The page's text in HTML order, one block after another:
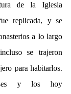
de la Iglesia
replicada, y se
a lo largo
se trajeron
para habitarlos.
y los hoy